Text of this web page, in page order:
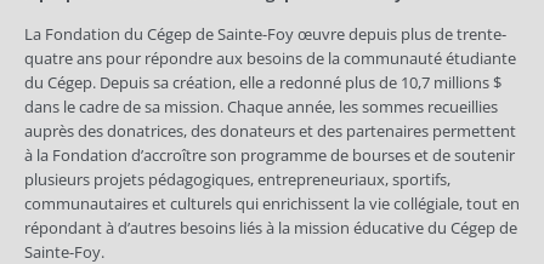
La Fondation du Cégep de Sainte-Foy œuvre depuis plus de trente-
quatre ans pour répondre aux besoins de la communauté étudiante
du Cégep. Depuis sa création, elle a redonné plus de 10,7 millions $
dans le cadre de sa mission. Chaque année, les sommes recueillies
auprès des donatrices, des donateurs et des partenaires permettent
à la Fondation d’accroître son programme de bourses et de soutenir
plusieurs projets pédagogiques, entrepreneuriaux, sportifs,
communautaires et culturels qui enrichissent la vie collégiale, tout en
répondant à d’autres besoins liés à la mission éducative du Cégep de
Sainte-Foy.